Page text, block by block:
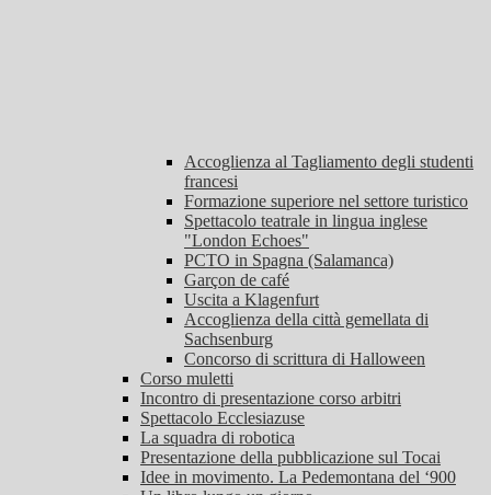
Accoglienza al Tagliamento degli studenti
francesi
Formazione superiore nel settore turistico
Spettacolo teatrale in lingua inglese
"London Echoes"
PCTO in Spagna (Salamanca)
Garçon de café
Uscita a Klagenfurt
Accoglienza della città gemellata di
Sachsenburg
Concorso di scrittura di Halloween
Corso muletti
Incontro di presentazione corso arbitri
Spettacolo Ecclesiazuse
La squadra di robotica
Presentazione della pubblicazione sul Tocai
Idee in movimento. La Pedemontana del ‘900